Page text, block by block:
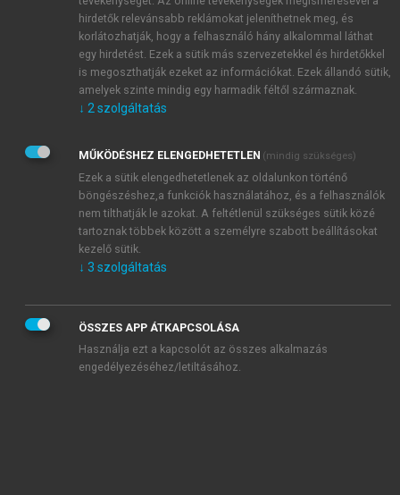
JELSZÓ ÚJRA
Kérek értesítést a MeRSZ újdonságairól, akcióiról.
Kérek értesítést az Akadémiai Kiadó Zrt. újdonságairól,
Adatkezelési tájékoztatóbanfoglaltakat tudomásul
veszem és elfogadom.
Általános vásárlási feltételeket, valamint a szotar.netés a
mersz.huoldalak licencszerződéseiben foglaltakat
tudomásul veszem és elfogadom.
KIPRÓBÁLOM
hirdetők relevánsabb reklámokat jeleníthetnek meg, és
korlátozhatják, hogy a felhasználó hány alkalommal láthat
egy hirdetést. Ezek a sütik más szervezetekkel és hirdetőkkel
is megoszthatják ezeket az információkat. Ezek állandó sütik,
amelyek szinte mindig egy harmadik féltől származnak.
↓ 2 szolgáltatás
MŰKÖDÉSHEZ ELENGEDHETETLEN (mindig szükséges)
Ezek a sütik elengedhetetlenek az oldalunkon történő
böngészéshez,a funkciók használatához, és a felhasználók
nem tilthatják le azokat. A feltétlenül szükséges sütik közé
tartoznak többek között a személyre szabott beállításokat
kezelő sütik.
↓ 3 szolgáltatás
ÖSSZES APP ÁTKAPCSOLÁSA
Használja ezt a kapcsolót az összes alkalmazás
engedélyezéséhez/letiltásához.